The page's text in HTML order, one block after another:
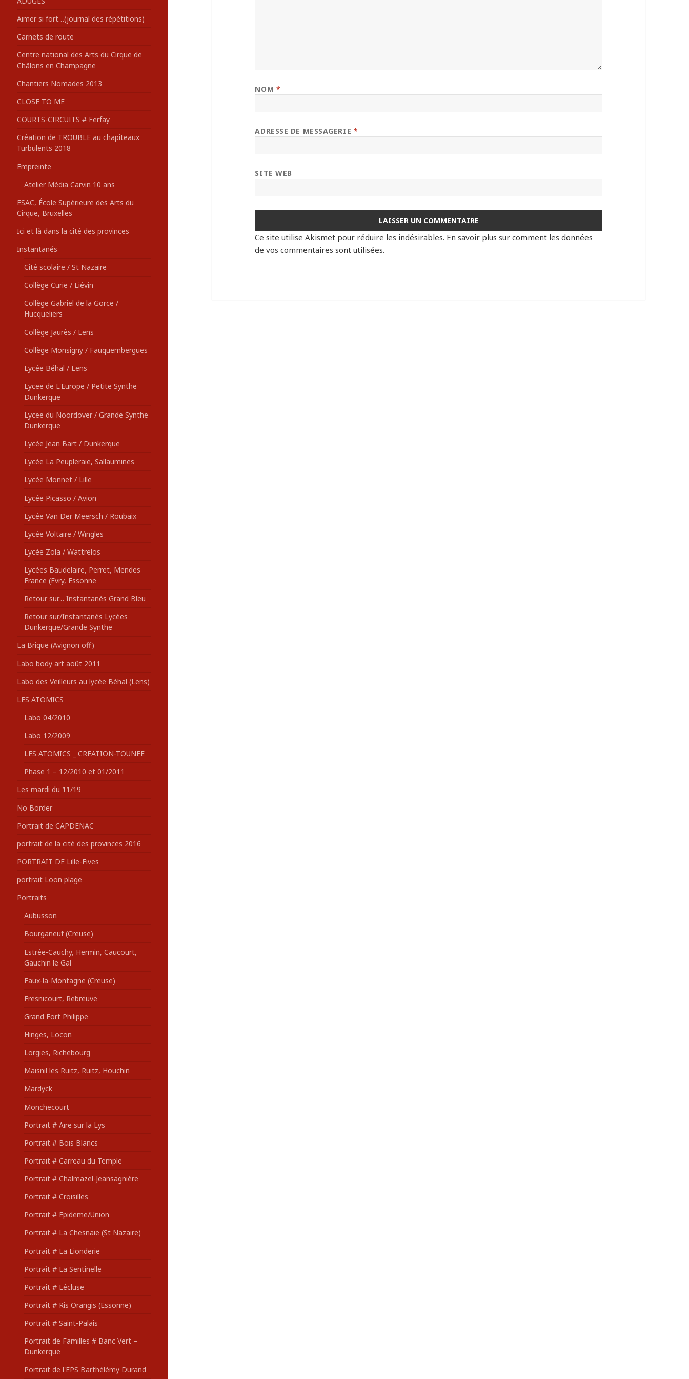
:Aimer si fort…(journal des répétitions)
Carnets de route
Centre national des Arts du Cirque de
Châlons en Champagne
Chantiers Nomades 2013
CLOSE TO ME
COURTS-CIRCUITS # Ferfay
Création de TROUBLE au chapiteaux
Turbulents 2018
Empreinte
Atelier Média Carvin 10 ans
ESAC, École Supérieure des Arts du
Cirque, Bruxelles
Ici et là dans la cité des provinces
Instantanés
Cité scolaire / St Nazaire
Collège Curie / Liévin
Collège Gabriel de la Gorce /
Hucqueliers
Collège Jaurès / Lens
Collège Monsigny / Fauquembergues
Lycée Béhal / Lens
Lycee de L'Europe / Petite Synthe
Dunkerque
Lycee du Noordover / Grande Synthe
Dunkerque
Lycée Jean Bart / Dunkerque
Lycée La Peupleraie, Sallaumines
Lycée Monnet / Lille
Lycée Picasso / Avion
Lycée Van Der Meersch / Roubaix
Lycée Voltaire / Wingles
Lycée Zola / Wattrelos
Lycées Baudelaire, Perret, Mendes
France (Evry, Essonne
Retour sur… Instantanés Grand Bleu
Retour sur/Instantanés Lycées
Dunkerque/Grande Synthe
La Brique (Avignon off)
Labo body art août 2011
Labo des Veilleurs au lycée Béhal (Lens)
LES ATOMICS
Labo 04/2010
Labo 12/2009
LES ATOMICS _ CREATION-TOUNEE
Phase 1 – 12/2010 et 01/2011
Les mardi du 11/19
No Border
Portrait de CAPDENAC
portrait de la cité des provinces 2016
PORTRAIT DE Lille-Fives
portrait Loon plage
Portraits
Aubusson
Bourganeuf (Creuse)
Estrée-Cauchy, Hermin, Caucourt,
Gauchin le Gal
Faux-la-Montagne (Creuse)
Fresnicourt, Rebreuve
Grand Fort Philippe
Hinges, Locon
Lorgies, Richebourg
Maisnil les Ruitz, Ruitz, Houchin
Mardyck
Monchecourt
Portrait # Aire sur la Lys
Portrait # Bois Blancs
Portrait # Carreau du Temple
Portrait # Chalmazel-Jeansagnière
Portrait # Croisilles
Portrait # Epideme/Union
Portrait # La Chesnaie (St Nazaire)
Portrait # La Lionderie
Portrait # La Sentinelle
Portrait # Lécluse
Portrait # Ris Orangis (Essonne)
Portrait # Saint-Palais
Portrait de Familles # Banc Vert –
Dunkerque
Portrait de l'EPS Barthélémy Durand
NOM *
ADRESSE DE MESSAGERIE *
SITE WEB
Ce site utilise Akismet pour réduire les indésirables. En savoir plus sur comment les données
de vos commentaires sont utilisées.